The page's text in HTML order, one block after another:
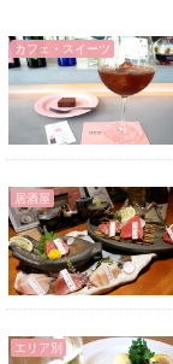
カフェ・スイーツ
居酒屋
エリア別